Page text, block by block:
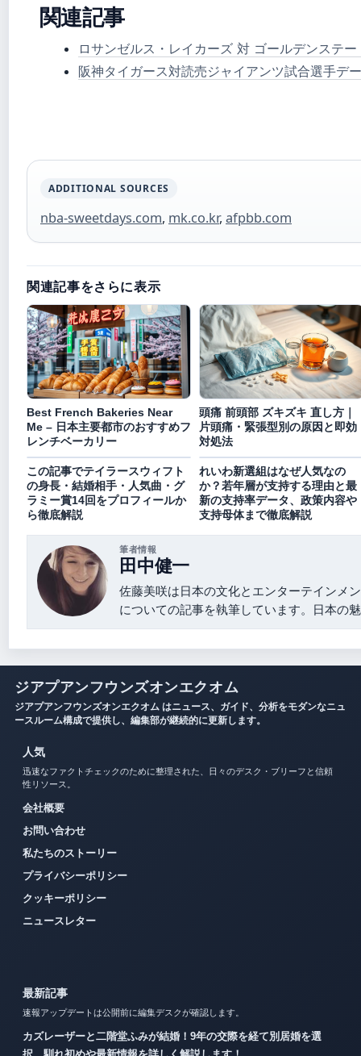
関連記事
ロサンゼルス・レイカーズ 対 ゴールデンステ
阪神タイガース対読売ジャイアンツ試合選手デ
ADDITIONAL SOURCES
nba-sweetdays.com, mk.co.kr, afpbb.com
関連記事をさらに表示
Best French Bakeries Near
Me – 日本主要都市のおすすめフ
レンチベーカリー
頭痛 前頭部 ズキズキ 直し方｜
片頭痛・緊張型別の原因と即効
対処法
この記事でテイラースウィフト
の身長・結婚相手・人気曲・グ
ラミー賞14回をプロフィールか
ら徹底解説
れいわ新選組はなぜ人気なの
か？若年層が支持する理由と最
新の支持率データ、政策内容や
支持母体まで徹底解説
筆者情報
田中健一
佐藤美咲は日本の文化とエンターテインメ
についての記事を執筆しています。日本の
ジアプアンフウンズオンエクオム
ジアプアンフウンズオンエクオム はニュース、ガイド、分析をモダンなニュ
ースルーム構成で提供し、編集部が継続的に更新します。
人気
迅速なファクトチェックのために整理された、日々のデスク・ブリーフと信頼
性リソース。
会社概要
お問い合わせ
私たちのストーリー
プライバシーポリシー
クッキーポリシー
ニュースレター
最新記事
速報アップデートは公開前に編集デスクが確認します。
カズレーザーと二階堂ふみが結婚！9年の交際を経て別居婚を選